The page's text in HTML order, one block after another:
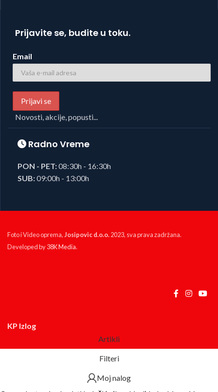
Prijavite se, budite u toku.
Email
Novosti, akcije, popusti...
Radno Vreme
PON - PET:08:30h - 16:30h
SUB:09:00h - 13:00h
Foto i Video oprema,Josipovic d.o.o.2023, sva prava zadržana.
Developed by38K Media.
KP Izlog
Artikli
Filteri
Moj nalog